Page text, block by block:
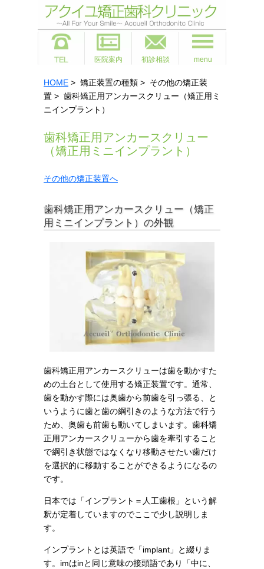
医院案内 初診相談 menu
HOME > 矯正装置の種類 > その他の矯正装
置 > 歯科矯正用アンカースクリュー（矯正用ミ
ニインプラント）
歯科矯正用アンカースクリュー
（矯正用ミニインプラント）
その他の矯正装置へ
歯科矯正用アンカースクリュー（矯正
用ミニインプラント）の外観
歯科矯正用アンカースクリューは歯を動かすた
めの土台として使用する矯正装置です。通常、
歯を動かす際には奥歯から前歯を引っ張る、と
いうように歯と歯の綱引きのような方法で行う
ため、奥歯も前歯も動いてしまいます。歯科矯
正用アンカースクリューから歯を牽引すること
で綱引き状態ではなくなり移動させたい歯だけ
を選択的に移動することができるようになるの
です。
日本では「インプラント＝人工歯根」という解
釈が定着していますのでここで少し説明しま
す。
インプラントとは英語で「implant」と綴りま
す。imはinと同じ意味の接頭語であり「中に、